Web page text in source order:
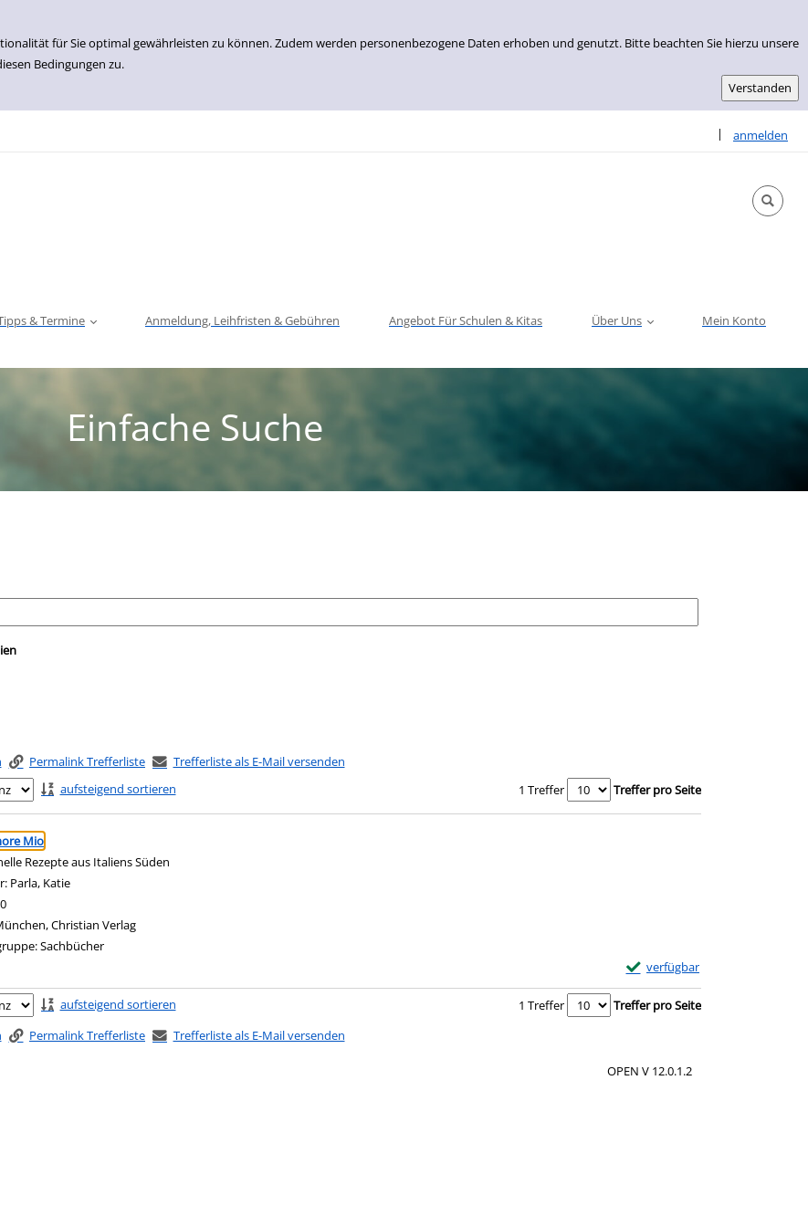
für Sie optimal gewährleisten zu können. Zudem werden personenbezogene Daten erhoben und genutzt. Bitte beachten Sie hierzu unsere
Bedingungen zu.
| anmelden
Sprache
& Termine Anmeldung, Leihfristen & Gebühren Angebot Für Schulen & Kitas Über Uns Mein Konto
Einfache Suche
der Sie suchen wollen.
Permalink Trefferliste
Trefferliste als E-Mail versenden
aufsteigend sortieren 1 Treffer Treffer pro Seite
Mio
Rezepte aus Italiens Süden
Parla, Katie
Christian Verlag
Sachbücher
verfügbar
Exemplar-Details von Italia
Zum Download von externem
aufsteigend sortieren 1 Treffer
Treffer pro Seite
Permalink Trefferliste Trefferliste als E-Mail versenden
OPEN V 12.0.1.2